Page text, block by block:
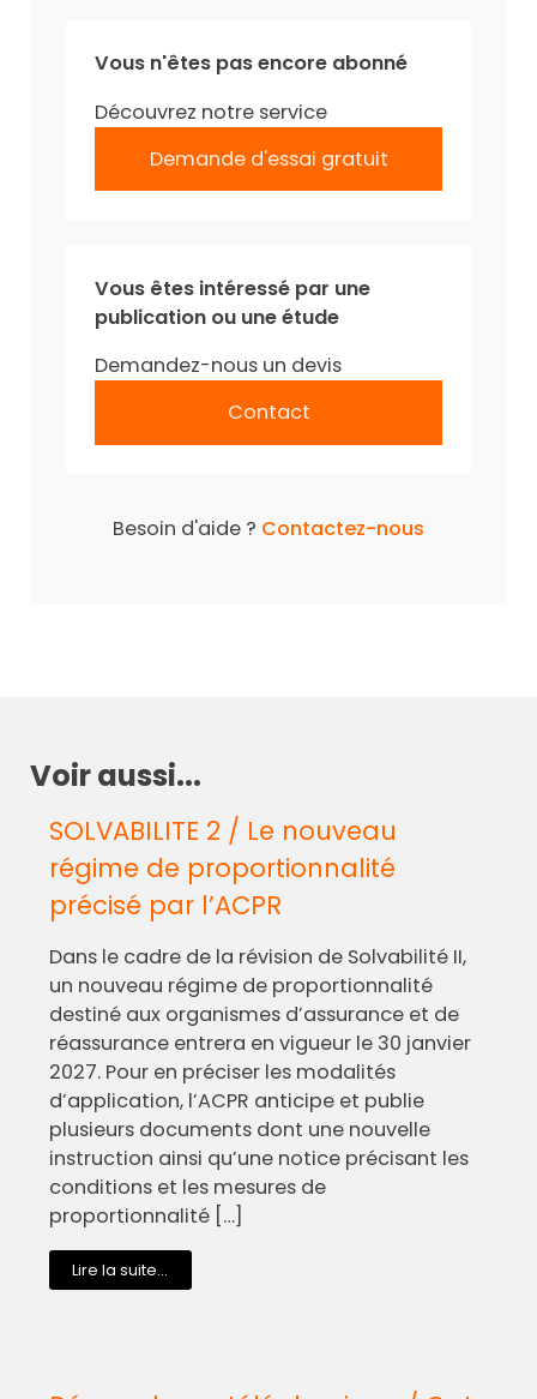
Vous n'êtes pas encore abonné
Découvrez notre service
Demande d'essai gratuit
Vous êtes intéressé par une
publication ou une étude
Demandez-nous un devis
Contact
Besoin d'aide ? Contactez-nous
Voir aussi...
SOLVABILITE 2 / Le nouveau
régime de proportionnalité
précisé par l’ACPR
Dans le cadre de la révision de Solvabilité II,
un nouveau régime de proportionnalité
destiné aux organismes d’assurance et de
réassurance entrera en vigueur le 30 janvier
2027. Pour en préciser les modalités
d’application, l’ACPR anticipe et publie
plusieurs documents dont une nouvelle
instruction ainsi qu’une notice précisant les
conditions et les mesures de
proportionnalité […]
Lire la suite...